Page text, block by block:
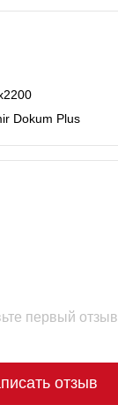
Dokum Plus
первый отзыв
отзыв